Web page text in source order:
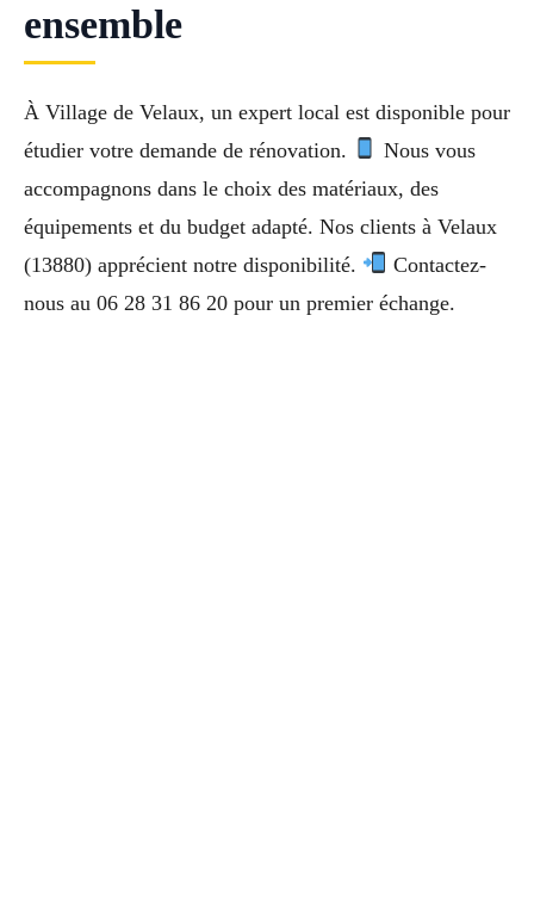
ensemble
À Village de Velaux, un expert local est disponible pour
étudier votre demande de rénovation.
Nous vous
accompagnons dans le choix des matériaux, des
équipements et du budget adapté. Nos clients à Velaux
(13880) apprécient notre disponibilité.
Contactez-
nous au 06 28 31 86 20 pour un premier échange.